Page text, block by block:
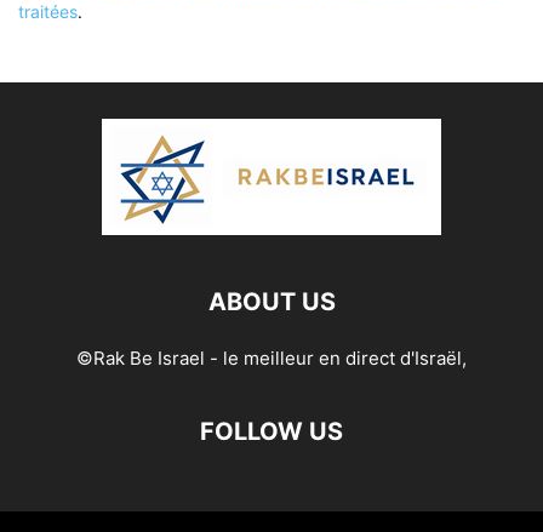
traitées.
ABOUT US
©Rak Be Israel - le meilleur en direct d'Israël,
FOLLOW US